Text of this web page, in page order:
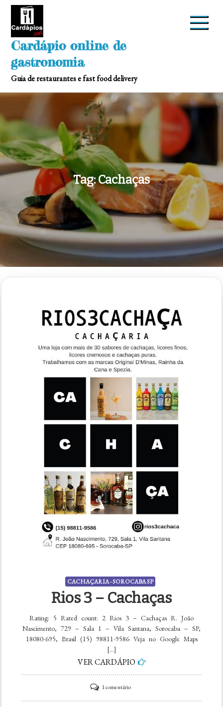
Skip
Cardápio online de
gastronomia
Guia de restaurantes e fast food delivery
Tag:Cachaças
CACHAÇARIA - SOROCABA SP
Rios 3 – Cachaças
Rating: 5 Rated count: 2 Rios 3 – Cachaças R. João
Nascimento, 729 – Sala 1 – Vila Santana, Sorocaba – SP,
18080-695, Brasil (15) 98811-9586 Veja no Google Maps
[…]
VER CARDÁPIO
1 comentárioem
Rios